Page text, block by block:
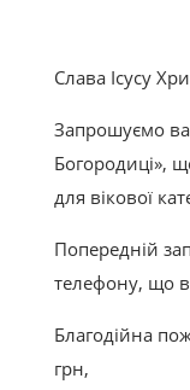
Ігумен
Слава Ісусу
Запрошуємо
Богородиці»,
для вікової
Попередній
телефону, що
Благодійна
грн,